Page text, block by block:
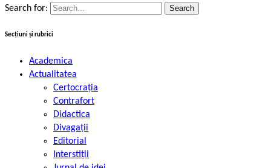
Search for:
Secțiuni și rubrici
Academica
Actualitatea
Certocrația
Contrafort
Didactica
Divagații
Editorial
Interstiții